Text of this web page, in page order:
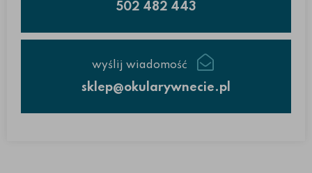
502 482 443
wyślij wiadomość
sklep@okularywnecie.pl